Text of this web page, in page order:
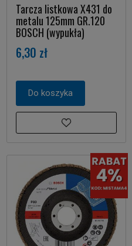
Tarcza listkowa X431 do
metalu 125mm GR.120
BOSCH (wypukła)
6,30 zł
Do koszyka